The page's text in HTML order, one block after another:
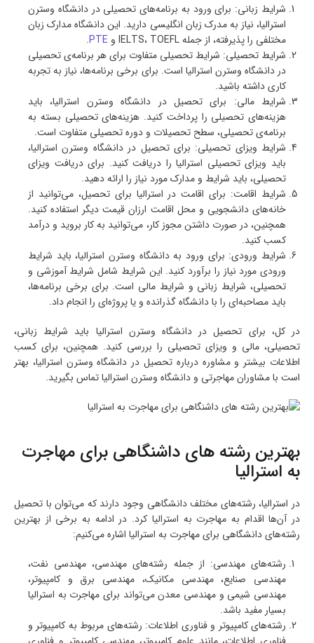
شرایط زبانی: برای ورود به برنامه‌های تحصیلی در دانشگاه وسترن
استرالیا، نیاز به مدرک زبان انگلیسی دارید. این دانشگاه مدارک زبان
مختلفی را پذیرفته، از جمله IELTS، TOEFL و
PTE
.
شرایط تحصیلی: شرایط تحصیلی متفاوت برای هر برنامه‌ی تحصیلی
در دانشگاه وسترن استرالیا است. برای برخی برنامه‌ها، نیاز به تجربه
کاری داشته باشید.
شرایط مالی: برای تحصیل در دانشگاه وسترن استرالیا، باید
هزینه‌های تحصیلی را پرداخت کنید. هزینه‌های تحصیلی بسته به
برنامه‌ی تحصیلی، سطح تحصیلات و دوره تحصیلی متفاوت است.
شرایط ویزای تحصیلی: برای تحصیل در دانشگاه وسترن استرالیا،
باید ویزای تحصیلی استرالیا را دریافت کنید. برای دریافت ویزای
تحصیلی، باید شرایط و مدارک مورد نیاز را ارائه دهید.
شرایط اقامت: برای اقامت در استرالیا برای تحصیل، می‌توانید از
خانه‌های دانشجویی و محل اقامت ارزان قیمت دیگر استفاده کنید.
همچنین، در صورت داشتن مجوز کار، می‌توانید به کار بروید و درآمد
کسب کنید.
شرایط ورودی: برای ورود به دانشگاه وسترن استرالیا، باید شرایط
ورودی مورد نیاز را برآورد کنید. این شرایط شامل شرایط آموزشی و
تحصیلی، شرایط زبانی و شرایط مالی است. برای برخی برنامه‌ها،
باید مصاحبه‌ای را با دانشگاه گذرانده و یا پروژه‌ای را انجام داد.
در کل، برای تحصیل در دانشگاه وسترن استرالیا باید شرایط زبانی،
تحصیلی، مالی و ویزای تحصیلی را بررسی کنید. همچنین، برای کسب
اطلاعات بیشتر و مشاوره درباره تحصیل در دانشگاه وسترن استرالیا، بهتر
است با مشاوران مهاجرتی و دانشگاه وسترن استرالیا تماس بگیرید.
بهترین رشته های داشنگاهی برای مهاجرت
به استرالیا
در استرالیا، رشته‌های مختلف دانشگاهی وجود دارند که می‌توان با تحصیل
در آن‌ها اقدام به مهاجرت به استرالیا کرد. در ادامه به برخی از بهترین
رشته‌های دانشگاهی برای مهاجرت به استرالیا اشاره می‌کنیم:
رشته‌های مهندسی: از جمله رشته‌های مهندسی، مهندسی نفت،
مهندسی صنایع، مهندسی مکانیک، مهندسی برق و کامپیوتر،
مهندسی شیمی و مهندسی معدن می‌تواند برای مهاجرت به استرالیا
بسیار مفید باشد.
رشته‌های کامپیوتر و فناوری اطلاعات: رشته‌های مربوط به کامپیوتر و